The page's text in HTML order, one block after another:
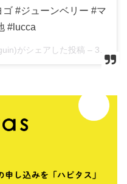
#ジューンベリー #マ
#lucca
がシェアした投稿 – 3月 10, 2018 at 7:44午後 PST